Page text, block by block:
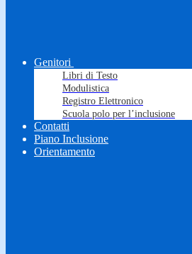
Genitori
Libri di Testo
Modulistica
Registro Elettronico
Scuola polo per l’inclusione
Contatti
Piano Inclusione
Orientamento